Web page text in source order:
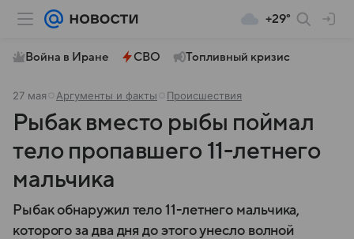
+29°
Война в Иране СВО Топливный кризис
27 мая Аргументы и факты Происшествия
Рыбак вместо рыбы поймал
тело пропавшего 11-летнего
мальчика
Рыбак обнаружил тело 11-летнего мальчика,
которого за два дня до этого унесло волной